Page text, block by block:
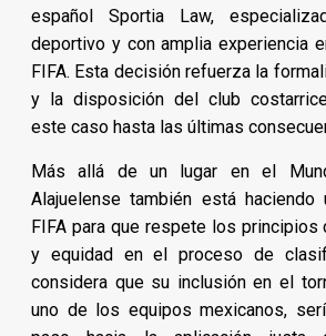
español Sportia Law,
deportivo y con amplia experiencia
FIFA. Esta decisión refuerza la
y la disposición del club
este caso hasta las últimas
Más allá de un lugar en el
Alajuelense también está
FIFA para que respete los principios
y equidad en el proceso de
considera que su inclusión en el
uno de los equipos mexicanos,